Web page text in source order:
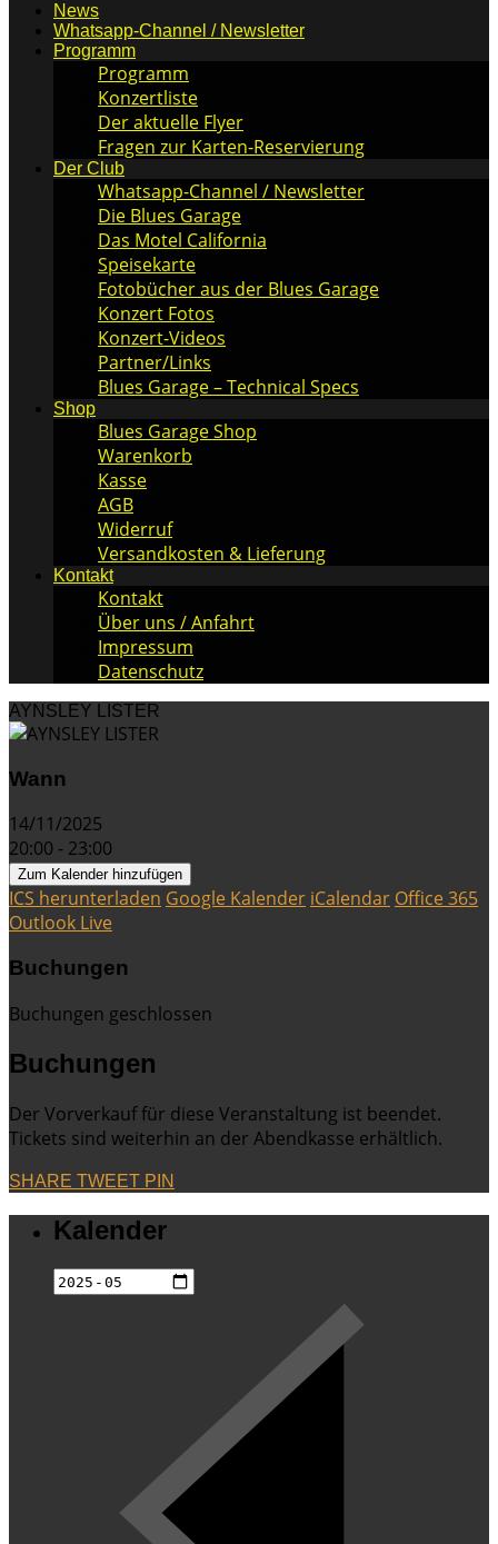
News
Whatsapp-Channel / Newsletter
Programm
Programm
Konzertliste
Der aktuelle Flyer
Fragen zur Karten-Reservierung
Der Club
Whatsapp-Channel / Newsletter
Die Blues Garage
Das Motel California
Speisekarte
Fotobücher aus der Blues Garage
Konzert Fotos
Konzert-Videos
Partner/Links
Blues Garage – Technical Specs
Shop
Blues Garage Shop
Warenkorb
Kasse
AGB
Widerruf
Versandkosten & Lieferung
Kontakt
Kontakt
Über uns / Anfahrt
Impressum
Datenschutz
AYNSLEY LISTER
Wann
14/11/2025
20:00 - 23:00
Zum Kalender hinzufügen
ICS herunterladen Google Kalender iCalendar Office 365
Outlook Live
Buchungen
Buchungen geschlossen
Buchungen
Der Vorverkauf für diese Veranstaltung ist beendet.
Tickets sind weiterhin an der Abendkasse erhältlich.
SHARE TWEET PIN
Kalender